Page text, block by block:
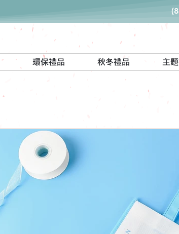
環保禮品 秋冬禮品 主